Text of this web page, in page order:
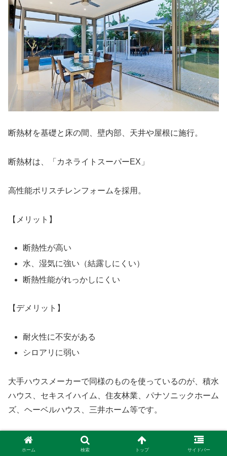
断熱材を基礎と床の間、壁内部、天井や屋根に施行。
断熱材は、「カネライトスーパーEX」
高性能ポリスチレンフォームを採用。
【メリット】
断熱性が高い
水、湿気に強い（結露しにくい）
断熱性能がれっかしにくい
【デメリット】
耐火性に不安がある
シロアリに弱い
大手ハウスメーカーで同様のものを使っているのが、積水
ハウス、セキスイハイム、住友林業、パナソニックホーム
ズ、ヘーベルハウス、三井ホーム等です。
UA値
ホーム 検索 トップ サイドバー